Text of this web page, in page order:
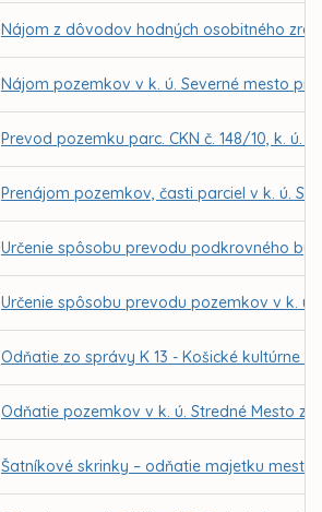
Nájom z dôvodov hodných osobitného
Nájom pozemkov v k. ú. Severné mesto
Prevod pozemku parc. CKN č. 148/10, k.
Prenájom pozemkov, časti parciel v k. ú.
Určenie spôsobu prevodu podkrovného
Určenie spôsobu prevodu pozemkov v k.
Odňatie zo správy K 13 - Košické kultúrne
Odňatie pozemkov v k. ú. Stredné Mesto
Šatníkové skrinky – odňatie majetku mesta